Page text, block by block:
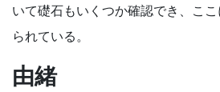
いて礎石もいくつか確認でき、こ
られている。
由緒